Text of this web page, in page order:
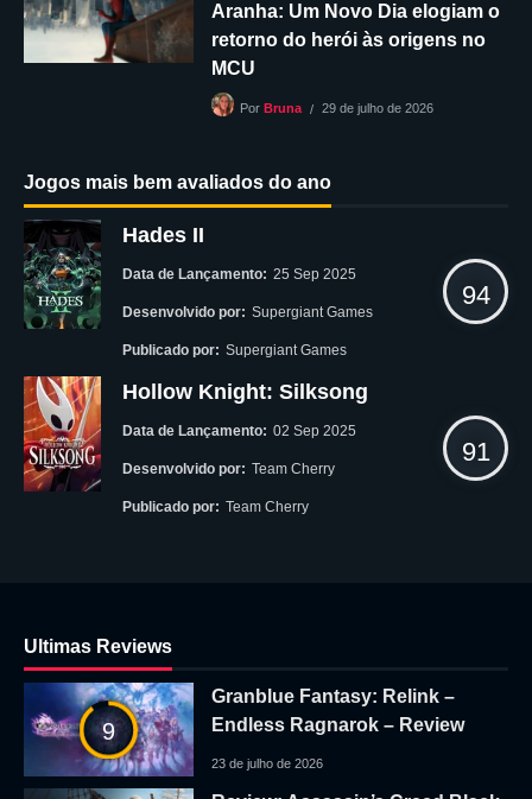
Aranha: Um Novo Dia elogiam o
retorno do herói às origens no
MCU
Por Bruna 29 de julho de 2026
Jogos mais bem avaliados do ano
Hades II
Data de Lançamento: 25 Sep 2025
Desenvolvido por: Supergiant Games
Publicado por: Supergiant Games
94
Hollow Knight: Silksong
Data de Lançamento: 02 Sep 2025
Desenvolvido por: Team Cherry
Publicado por: Team Cherry
91
Ultimas Reviews
9
Granblue Fantasy: Relink –
Endless Ragnarok – Review
23 de julho de 2026